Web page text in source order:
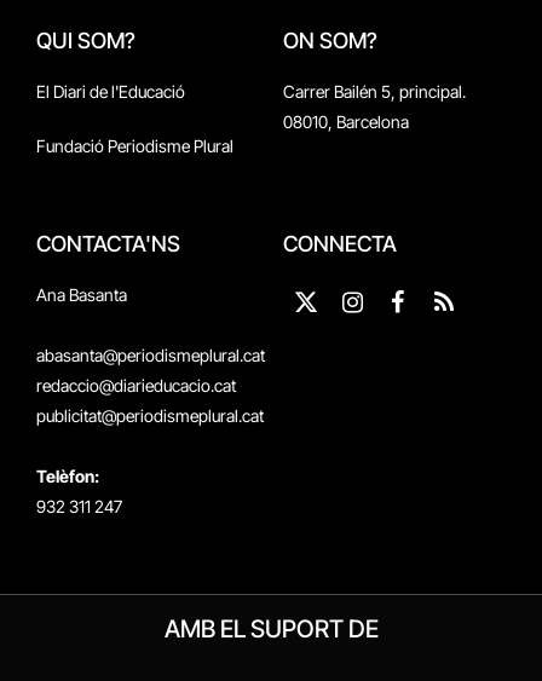
QUI SOM?
El Diari de l'Educació
Fundació Periodisme Plural
ON SOM?
Carrer Bailén 5, principal.
08010, Barcelona
CONTACTA'NS
Ana Basanta
abasanta@periodismeplural.cat
redaccio@diarieducacio.cat
publicitat@periodismeplural.cat
Telèfon:
932 311 247
CONNECTA
X
InstagramFacebook
RSS
AMB EL SUPORT DE